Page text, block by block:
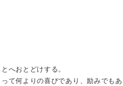
へおとどけする。
て何よりの喜びであり、励みでも